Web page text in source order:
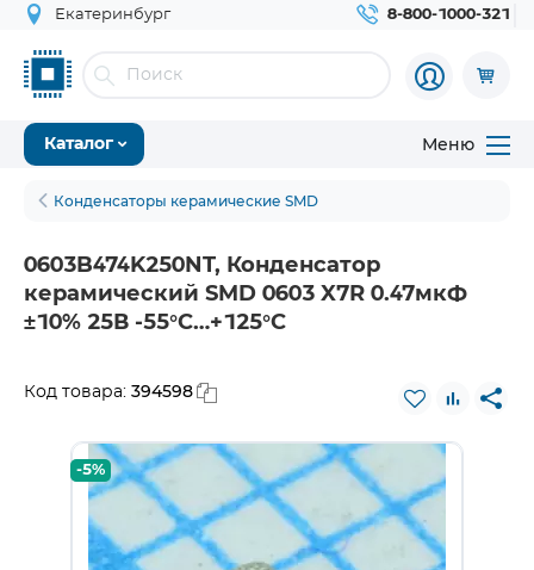
Екатеринбург 8-800-1000-321
Каталог Меню
Конденсаторы керамические SMD
0603B474K250NT, Конденсатор
керамический SMD 0603 X7R 0.47мкФ
±10% 25В -55°С…+125°С
Код товара: 394598
-5%